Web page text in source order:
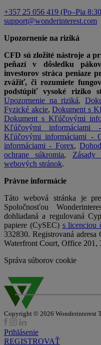
+357 25 056 419 (Po–Pia
support@wonderinterest.com
Upozornenie na riziká
CFD sú zložité nástroje a
peňazí v dôsledku
investorov stráca peniaze
zvážiť, či rozumiete
podstúpiť vysoké riziko
Upozornenie na riziká,
Fyzické akcie,Dokument s
Dokument s Kľúčovými
Kľúčovými informáciami
Kľúčovými informáciami -
informáciami - Forex,
ochrane súkromia, Zásady
webových stránok.
Právne informácie
Táto webová stránka je
Spoločnosťou
dohliadaná a regulovaná
papiere (CySEC) s licenciou
332830. Registrovaná
Waterfront Court, Office 201,
Správa súborov cookie
Copyright © 2026 Wonderinterest
Prihlásenie
REGISTROVAŤ